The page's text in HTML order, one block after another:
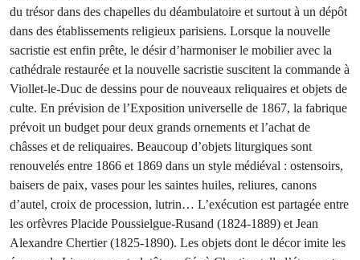
du trésor dans des chapelles du déambulatoire et surtout à un dépôt
dans des établissements religieux parisiens. Lorsque la nouvelle
sacristie est enfin prête, le désir d’harmoniser le mobilier avec la
cathédrale restaurée et la nouvelle sacristie suscitent la commande à
Viollet-le-Duc de dessins pour de nouveaux reliquaires et objets de
culte. En prévision de l’Exposition universelle de 1867, la fabrique
prévoit un budget pour deux grands ornements et l’achat de
châsses et de reliquaires. Beaucoup d’objets liturgiques sont
renouvelés entre 1866 et 1869 dans un style médiéval : ostensoirs,
baisers de paix, vases pour les saintes huiles, reliures, canons
d’autel, croix de procession, lutrin… L’exécution est partagée entre
les orfèvres Placide Poussielgue-Rusand (1824-1889) et Jean
Alexandre Chertier (1825-1890). Les objets dont le décor imite les